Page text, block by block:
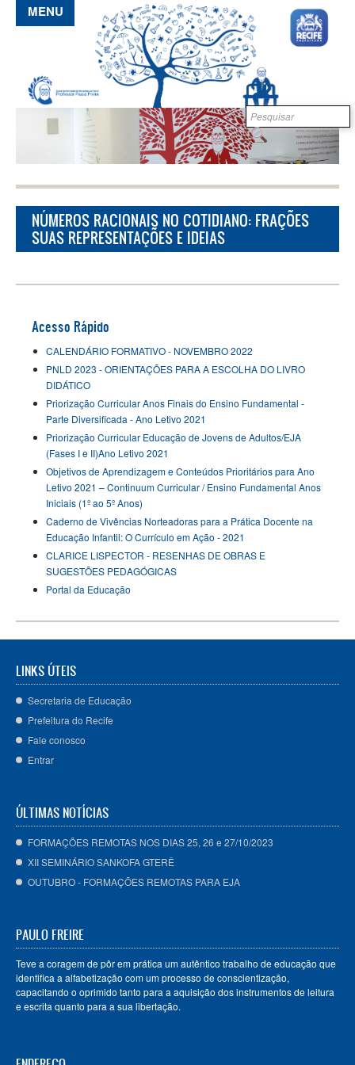
Pular para o conteúdo principal
Formulário de
busca
MENU
NÚMEROS RACIONAIS NO COTIDIANO: FRAÇÕES
SUAS REPRESENTAÇÕES E IDEIAS
Acesso Rápido
CALENDÁRIO FORMATIVO - NOVEMBRO 2022
PNLD 2023 - ORIENTAÇÕES PARA A ESCOLHA DO LIVRO
DIDÁTICO
Priorização Curricular Anos Finais do Ensino Fundamental -
Parte Diversificada - Ano Letivo 2021
Priorização Curricular Educação de Jovens de Adultos/EJA
(Fases I e II)Ano Letivo 2021
Objetivos de Aprendizagem e Conteúdos Prioritários para Ano
Letivo 2021 – Continuum Curricular / Ensino Fundamental Anos
Iniciais (1º ao 5º Anos)
Caderno de Vivências Norteadoras para a Prática Docente na
Educação Infantil: O Currículo em Ação - 2021
CLARICE LISPECTOR - RESENHAS DE OBRAS E
SUGESTÕES PEDAGÓGICAS
Portal da Educação
LINKS ÚTEIS
Secretaria de Educação
Prefeitura do Recife
Fale conosco
Entrar
ÚLTIMAS NOTÍCIAS
FORMAÇÕES REMOTAS NOS DIAS 25, 26 e 27/10/2023
XII SEMINÁRIO SANKOFA GTERÊ
OUTUBRO - FORMAÇÕES REMOTAS PARA EJA
PAULO FREIRE
Teve a coragem de pôr em prática um autêntico trabalho de educação que
identifica a alfabetização com um processo de conscientização,
capacitando o oprimido tanto para a aquisição dos instrumentos de leitura
e escrita quanto para a sua libertação.